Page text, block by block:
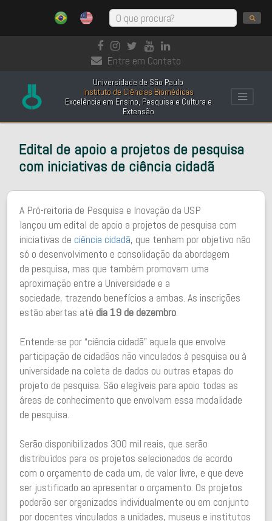
Entre em Contato
Universidade de São Paulo
Instituto de Ciências Biomédicas
Excelência em Ensino, Pesquisa e Cultura e
Extensão
Edital de apoio a projetos de pesquisa
com iniciativas de ciência cidadã
A Pró-reitoria de Pesquisa e Inovação da USP
lançou um edital de apoio a projetos de pesquisa com
iniciativas de ciência cidadã, que tenham por objetivo não
só o desenvolvimento e consolidação da abordagem
da pesquisa, mas que também promovam uma
aproximação entre a Universidade e a
sociedade, trazendo benefícios a ambas. As inscrições
estão abertas até dia 19 de dezembro.
Entende-se por “ciência cidadã” aquela que envolve
participação de cidadãos não vinculados à pesquisa ou à
universidade na coleta de dados ou outras etapas do
projeto de pesquisa. São elegíveis para apoio todas as
áreas de conhecimento que envolvam essa modalidade
de pesquisa.
Serão disponibilizados 300 mil reais, que serão
distribuídos para os projetos selecionados de acordo
com o orçamento de cada um, de valor livre, e que deve
ser justificado ao apresentar o orçamento. Os projetos
poderão ser organizados individualmente ou em conjunto
por docentes vinculados a unidades, museus e institutos